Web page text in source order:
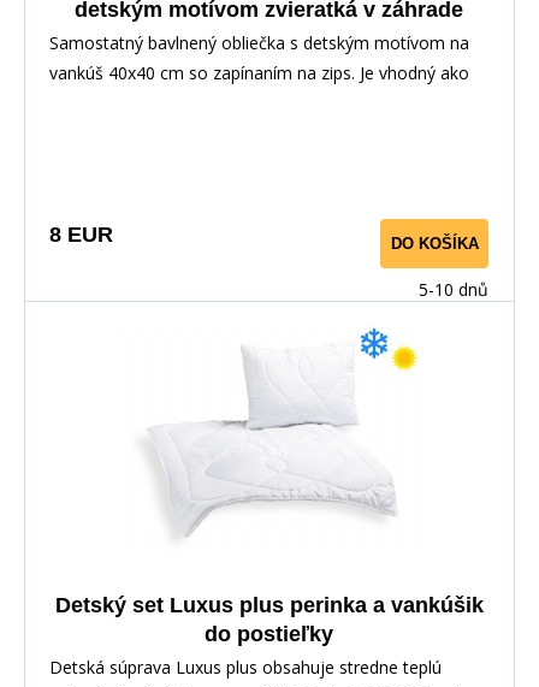
detským motívom zvieratká v záhrade
Samostatný bavlnený obliečka s detským motívom na
vankúš 40x40 cm so zapínaním na zips. Je vhodný ako
8 EUR DO KOŠÍKA
5-10 dnů
Detský set Luxus plus perinka a vankúšik
do postieľky
Detská súprava Luxus plus obsahuje stredne teplú